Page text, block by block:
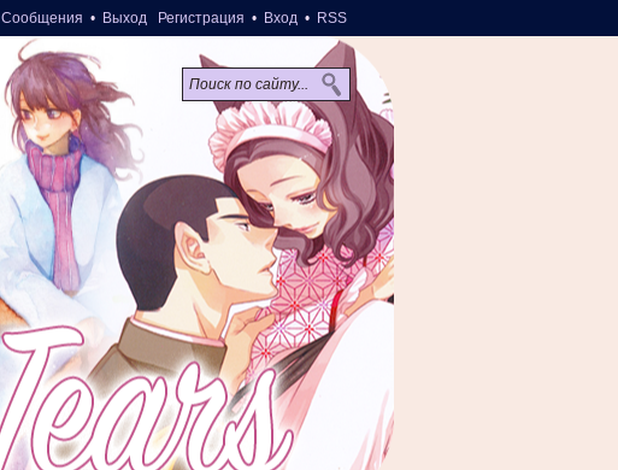
Сообщения • Выход Регистрация • Вход • RSS